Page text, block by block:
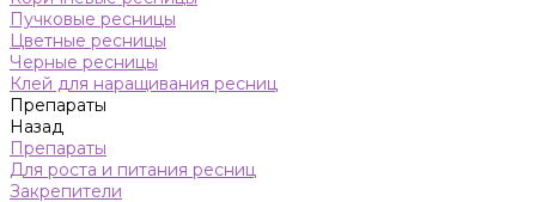
Пучковые ресницы
Цветные ресницы
Черные ресницы
Клей для наращивания ресниц
Препараты
Назад
Препараты
Для роста и питания ресниц
Закрепители